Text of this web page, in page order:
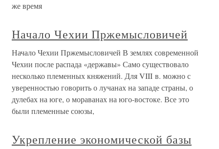
же время
Начало Чехии Пржемысловичей
Начало Чехии Пржемысловичей В землях современной
Чехии после распада «державы» Само существовало
несколько племенных княжений. Для VIII в. можно с
уверенностью говорить о лучанах на западе страны, о
дулебах на юге, о мораванах на юго-востоке. Все это
были племенные союзы,
Укрепление экономической базы